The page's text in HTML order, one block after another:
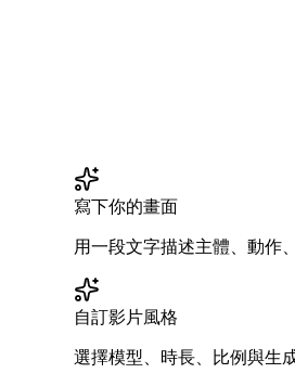
寫下你的畫面
用一段文字描述主體、動作
自訂影片風格
選擇模型、時長、比例與生